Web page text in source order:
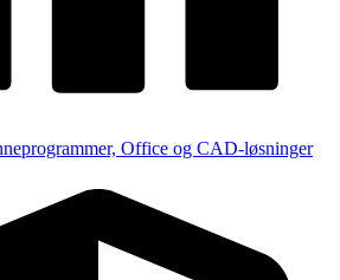
Office og CAD-løsninger